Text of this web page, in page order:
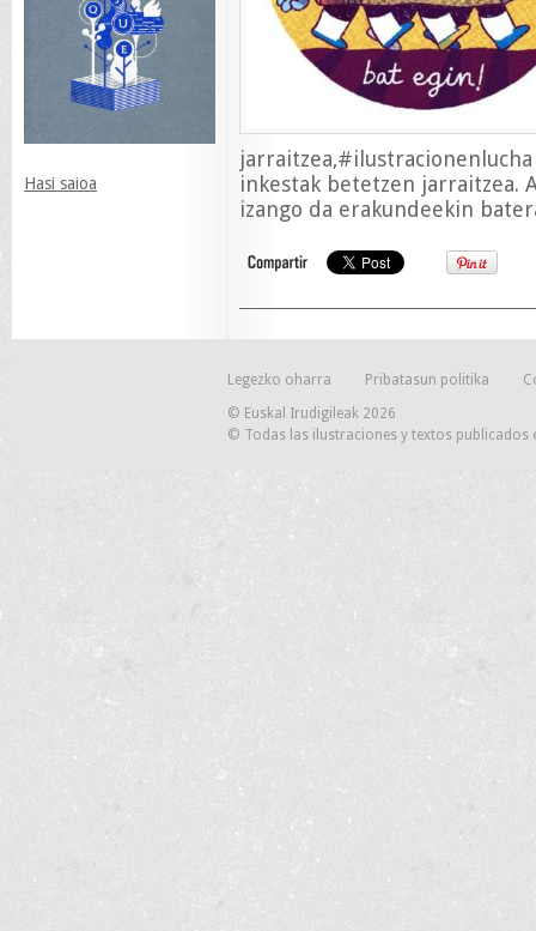
Hasi saioa
inkestak betetzen jarraitzea.
izango da erakundeekin
Legezko oharra Pribatasun politika
© Euskal Irudigileak 2026
© Todas las ilustraciones y textos publicados